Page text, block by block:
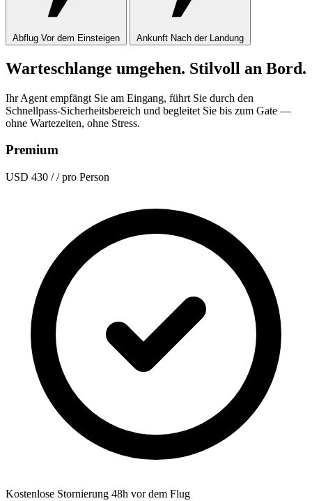
Abflug Vor dem Einsteigen Ankunft Nach der Landung
Warteschlange umgehen. Stilvoll an Bord.
Ihr Agent empfängt Sie am Eingang, führt Sie durch den
Schnellpass-Sicherheitsbereich und begleitet Sie bis zum Gate —
ohne Wartezeiten, ohne Stress.
Premium
USD 430 / / pro Person
Kostenlose Stornierung 48h vor dem Flug